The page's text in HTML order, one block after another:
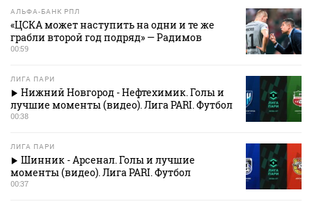
АЛЬФА-БАНК РПЛ
«ЦСКА может наступить на одни и те же
грабли второй год подряд» — Радимов
00:59
ЛИГА ПАРИ
Нижний Новгород - Нефтехимик. Голы и
лучшие моменты (видео). Лига PARI. Футбол
00:38
ЛИГА ПАРИ
Шинник - Арсенал. Голы и лучшие
моменты (видео). Лига PARI. Футбол
00:37